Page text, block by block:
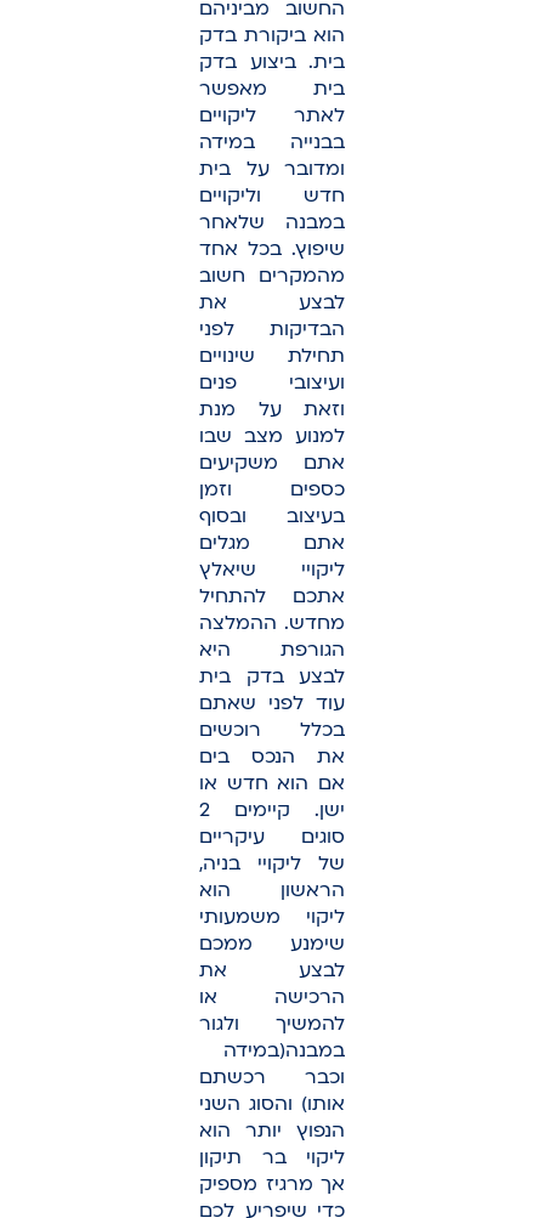
החשוב מביניהם
הוא ביקורת בדק
בית. ביצוע בדק
בית מאפשר
לאתר ליקויים
בבנייה במידה
ומדובר על בית
חדש וליקויים
במבנה שלאחר
שיפוץ. בכל אחד
מהמקרים חשוב
לבצע את
הבדיקות לפני
תחילת שינויים
ועיצובי פנים
וזאת על מנת
למנוע מצב שבו
אתם משקיעים
כספים וזמן
בעיצוב ובסוף
אתם מגלים
ליקויי שיאלץ
אתכם להתחיל
מחדש. ההמלצה
הגורפת היא
לבצע בדק בית
עוד לפני שאתם
בכלל רוכשים
את הנכס בים
אם הוא חדש או
ישן. קיימים 2
סוגים עיקריים
של ליקויי בניה,
הראשון הוא
ליקוי משמעותי
שימנע ממכם
לבצע את
הרכישה או
להמשיך ולגור
במבנה(במידה
וכבר רכשתם
אותו) והסוג השני
הנפוץ יותר הוא
ליקוי בר תיקון
אך מרגיז מספיק
כדי שיפריע לכם